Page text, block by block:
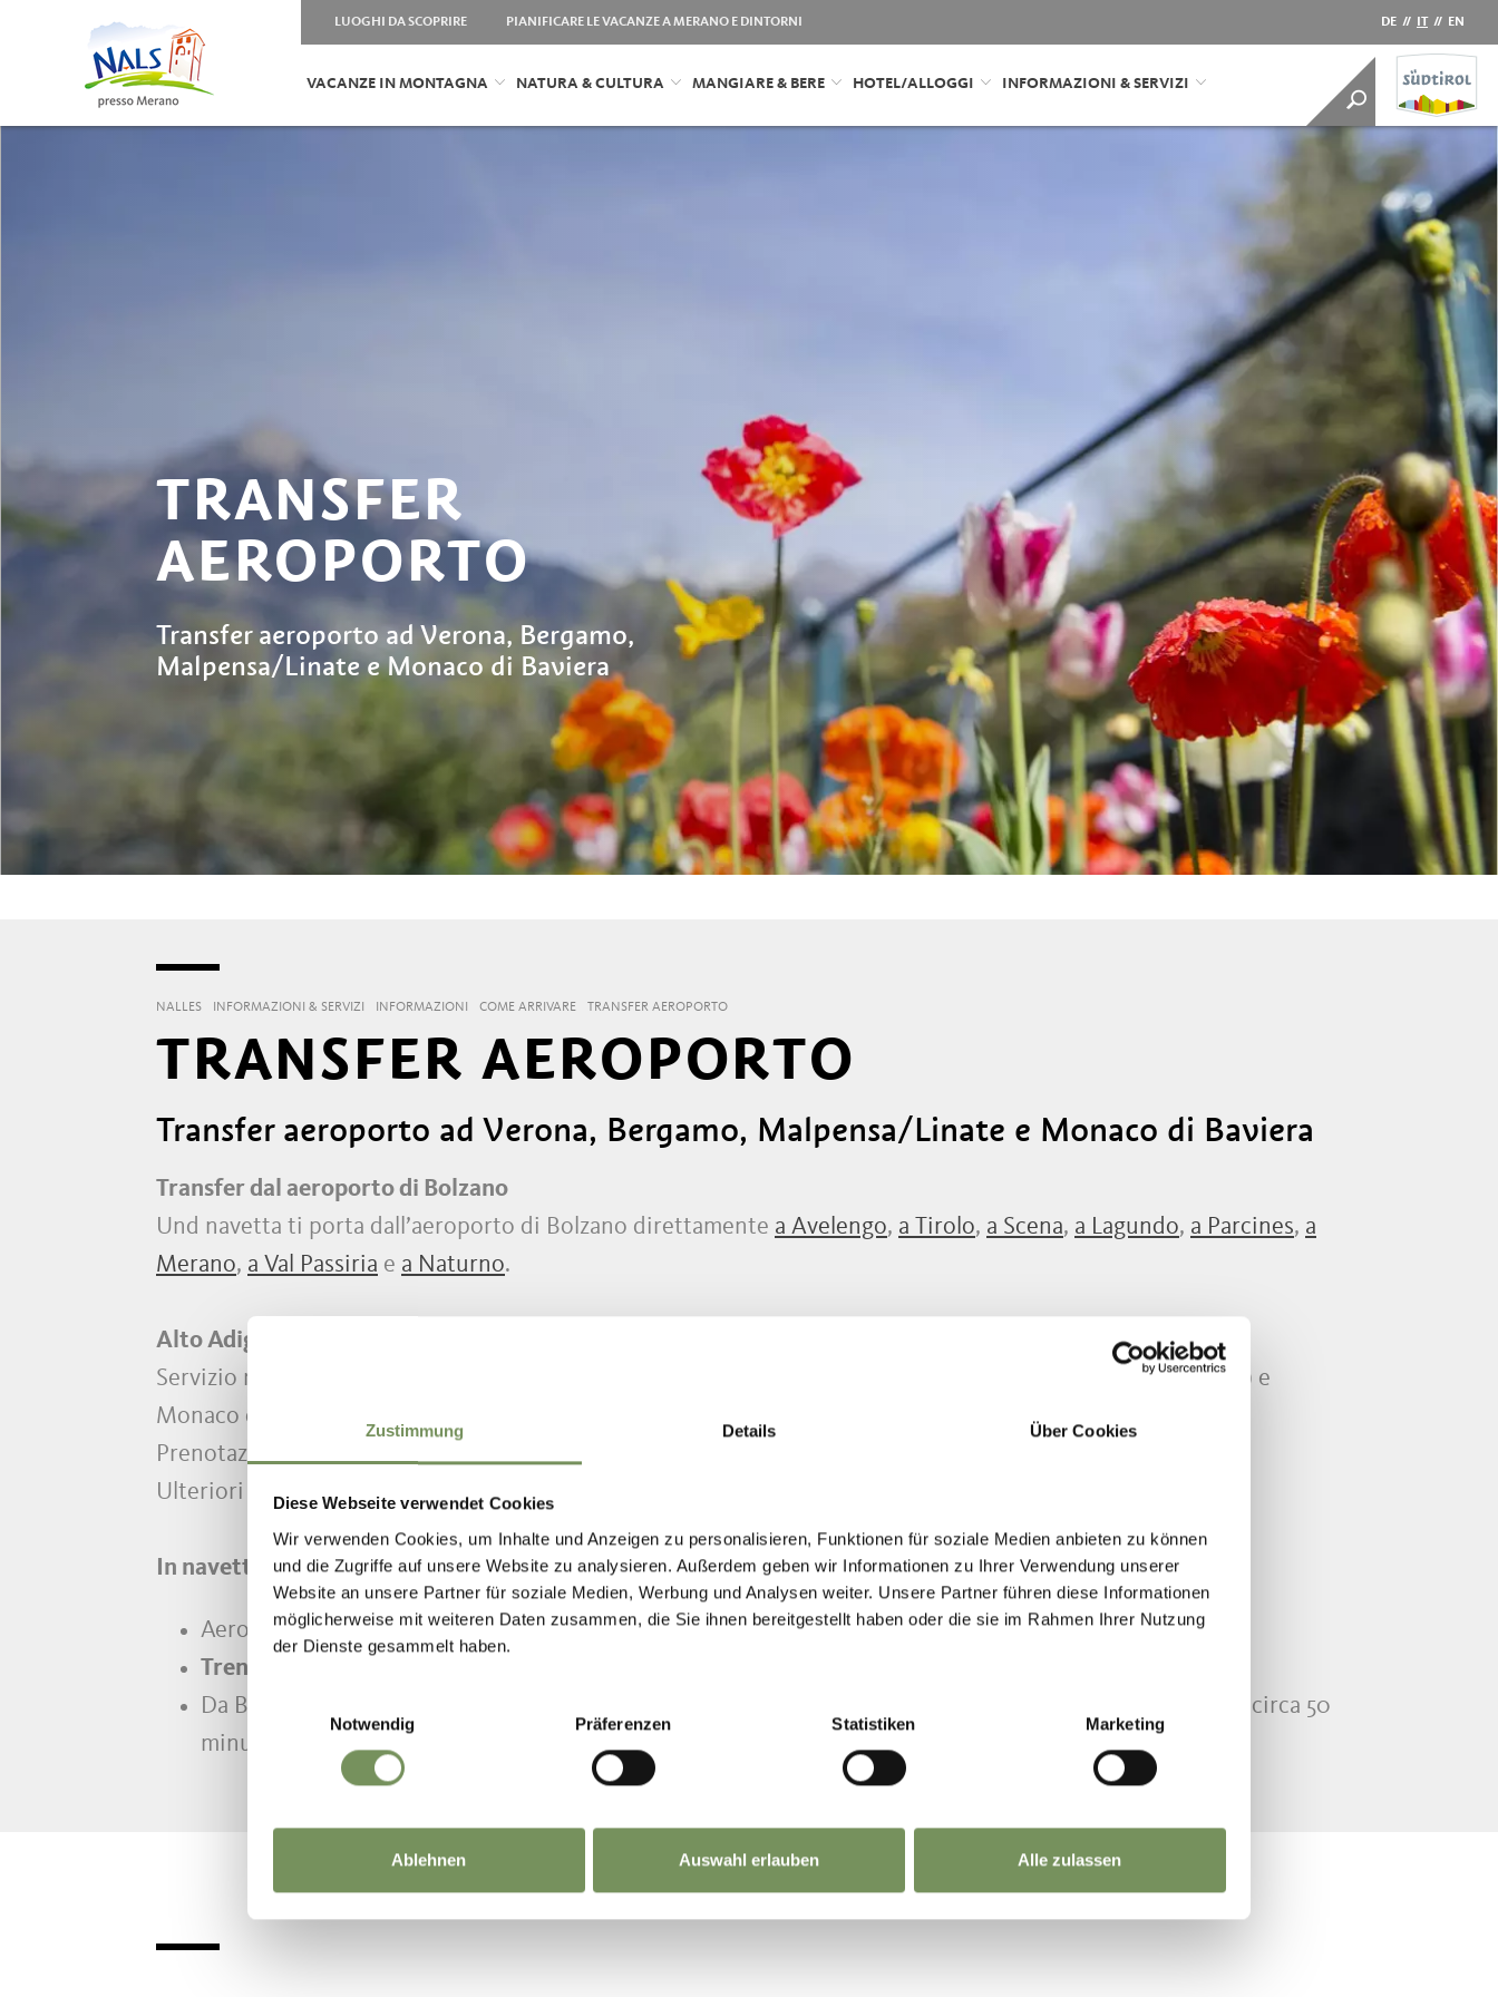
Zustimmung Details Über Cookies
Diese Webseite verwendet Cookies
Wir verwenden Cookies, um Inhalte und Anzeigen zu personalisieren, Funktionen für soziale Medien anbieten zu können
und die Zugriffe auf unsere Website zu analysieren. Außerdem geben wir Informationen zu Ihrer Verwendung unserer
Website an unsere Partner für soziale Medien, Werbung und Analysen weiter. Unsere Partner führen diese Informationen
möglicherweise mit weiteren Daten zusammen, die Sie ihnen bereitgestellt haben oder die sie im Rahmen Ihrer Nutzung
der Dienste gesammelt haben.
Notwendig
Präferenzen Statistiken Marketing
Ablehnen Auswahl erlauben Alle zulassen
LUOGHI DA SCOPRIRE PIANIFICARE LE VACANZE A MERANO E DINTORNI DE // IT // EN
VACANZE IN MONTAGNA NATURA & CULTURA MANGIARE & BERE HOTEL/ALLOGGI INFORMAZIONI & SERVIZI
TRANSFER
AEROPORTO
Transfer aeroporto ad Verona, Bergamo,
Malpensa/Linate e Monaco di Baviera
NALLES INFORMAZIONI & SERVIZI INFORMAZIONI COME ARRIVARE TRANSFER AEROPORTO
TRANSFER AEROPORTO
Transfer aeroporto ad Verona, Bergamo, Malpensa/Linate e Monaco di Baviera
Transfer dal aeroporto di Bolzano
Und navetta ti porta dall’aeroporto di Bolzano direttamente a Avelengo, a Tirolo, a Scena, a Lagundo, a Parcines, a
Merano, a Val Passiria e a Naturno.
Alto Adige Bus
Servizio navetta Alto Adige Bus dagli aeroporti Malpensa e Linate (Milano), Bergamo, Verona, Innsbruck (A) e
Monaco di Baviera (D)
Prenotazione possibile solo online, preferibilmente 48 ore, idealmente 1 settimana prima della partenza.
Ulteriori informazioni e prenotazione:
In navetta e treno dall’Aeroporto Verona Catullo a Merano e dintorni
Aeroporto Verona – Stazione Verona Porta Nuova: ogni 20 minuti
Treno:
Da Bolzano ci sono dei collegamenti regolari a Merano e dintorni. Sia il treno che l’autobus ci mettono circa 50
minuti per arrivare a Merano.